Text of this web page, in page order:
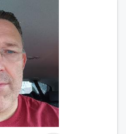
bourré de qualités
suis altruiste,
honnête,
et compréhensif : je
choses. Mais ne vous
une personne que
aura pas de seconde
eternam ».
peu maniaque ainsi
des efforts. Rien de
le pense……Je suis un